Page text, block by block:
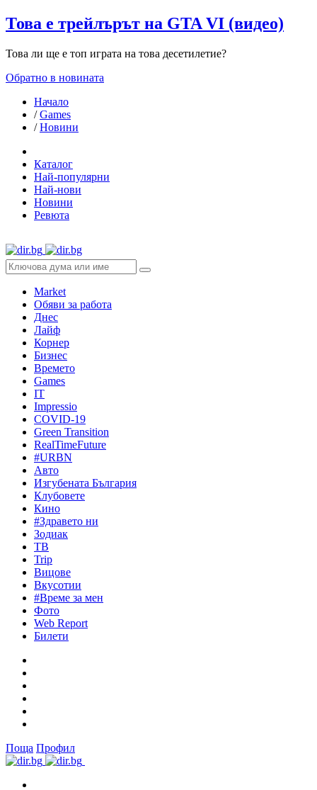
Това е трейлърът на GTA VI (видео)
Това ли ще е топ играта на това десетилетие?
Обратно в новината
Начало
/Games
/Новини
Каталог
Най-популярни
Най-нови
Новини
Ревюта
Market
Обяви за работа
Днес
Лайф
Корнер
Бизнес
Времето
Games
IT
Impressio
COVID-19
Green Transition
RealTimeFuture
#URBN
Авто
Изгубената България
Клубовете
Кино
#Здравето ни
Зодиак
ТВ
Trip
Вицове
Вкусотии
#Време за мен
Фото
Web Report
Билети
Поща Профил